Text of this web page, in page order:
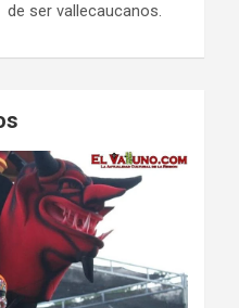
de ser vallecaucanos.